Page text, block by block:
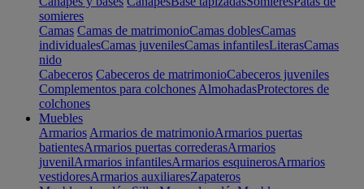
somieres
Camas Camas de matrimonioCamas doblesCamas
individualesCamas juvenilesCamas infantilesLiterasCamas
nido
Cabeceros Cabeceros de matrimonioCabeceros juveniles
Complementos para colchones AlmohadasProtectores de
colchones
Muebles
Armarios Armarios de matrimonioArmarios puertas
batientesArmarios puertas correderasArmarios
juvenilArmarios infantilesArmarios esquinerosArmarios
vestidoresArmarios auxiliaresZapateros